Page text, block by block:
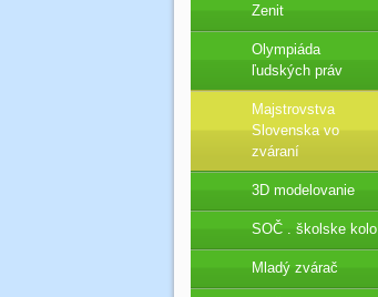
Zenit
Olympiáda
ľudských práv
Majstrovstva
Slovenska vo
zváraní
3D modelovanie
SOČ . školske kolo
Mladý zvárač